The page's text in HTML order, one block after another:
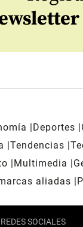
Deportes
Tendencias
Multimedia
aliadas
REDES SOCIALES